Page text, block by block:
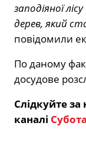
заподіяної
дерев, який
повідомили
По даному
досудове
Слідкуйте
каналі